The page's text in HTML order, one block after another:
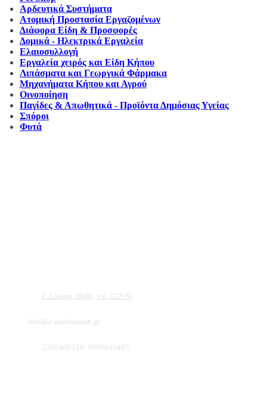
Αρδευτικά Συστήματα
Ατομική Προστασία Εργαζομένων
Διάφορα Είδη & Προσφορές
Δομικά - Ηλεκτρικά Εργαλεία
Ελαιοσυλλογή
Εργαλεία χειρός και Είδη Κήπου
Λιπάσματα και Γεωργικά Φάρμακα
Μηχανήματα Κήπου και Αγρού
Οινοποίηση
Παγίδες & Απωθητικά - Προϊόντα Δημόσιας Υγείας
Σπόροι
Φυτά
Γ. Σεφέρη, Θήβα, τ.κ. 322 00
info@e-gardenstore.gr
2262400128, 6980840443